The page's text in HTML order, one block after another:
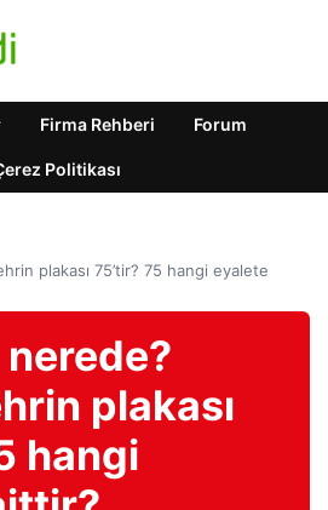
Firma Rehberi Forum
Politikası
plakası 75’tir? 75 hangi eyalete
plakası
hangi